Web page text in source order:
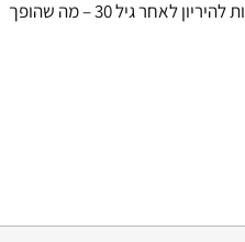
בעידן התובעני והעמוס של היום, בשל אילוצי קריירה וקשיים במציאת זוגיות, יותר ויותר נשים נכנסות להיריון לאחר גיל 30 – מה שהופך